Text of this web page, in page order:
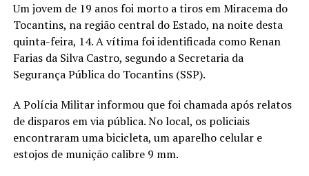
Um jovem de 19 anos foi morto a tiros em Miracema do
Tocantins, na região central do Estado, na noite desta
quinta-feira, 14. A vítima foi identificada como Renan
Farias da Silva Castro, segundo a Secretaria da
Segurança Pública do Tocantins (SSP).
A Polícia Militar informou que foi chamada após relatos
de disparos em via pública. No local, os policiais
encontraram uma bicicleta, um aparelho celular e
estojos de munição calibre 9 mm.